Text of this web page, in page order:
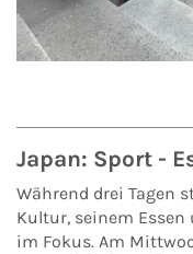
Japan: Sport -
Während drei Tagen
Kultur, seinem
im Fokus. Am